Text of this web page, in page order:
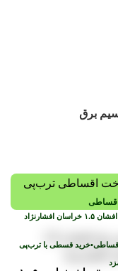
برق
•خرید قسطی با ترب‌پی